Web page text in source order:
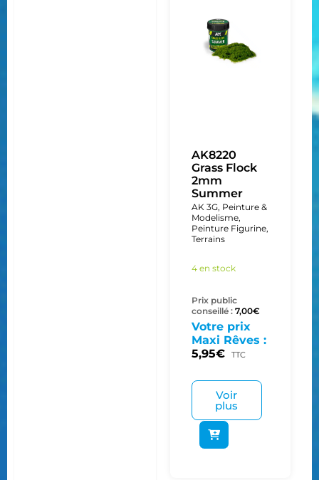
AK8220
Grass Flock
2mm
Summer
AK 3G, Peinture &
Modelisme,
Peinture Figurine,
Terrains
4 en stock
Prix public
conseillé : 7,00€
Votre prix
Maxi Rêves :
5,95€ TTC
Voir
plus